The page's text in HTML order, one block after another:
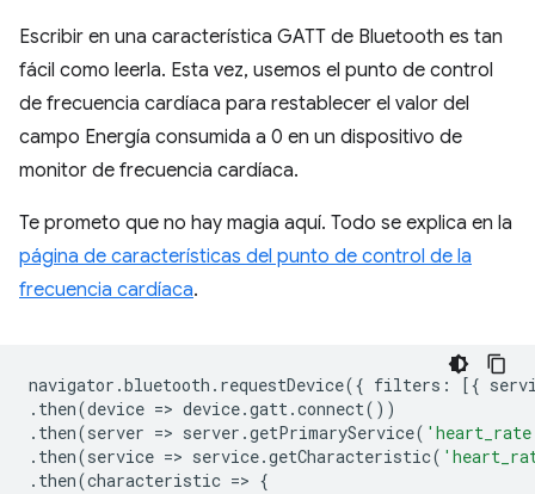
Escribir en una característica GATT de Bluetooth es tan
fácil como leerla. Esta vez, usemos el punto de control
de frecuencia cardíaca para restablecer el valor del
campo Energía consumida a 0 en un dispositivo de
monitor de frecuencia cardíaca.
Te prometo que no hay magia aquí. Todo se explica en la
página de características del punto de control de la
frecuencia cardíaca.
navigator .bluetooth . requestDevice({ filters : [{
. then(device => device.gatt.connect())
. then(server => server .getPrimaryService(
. then(service => service.getCharacteristic(
. then(characteristic => {